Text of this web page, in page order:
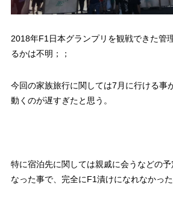
2018年F1日本グランプリを観戦できた管
るかは不明；；
今回の家族旅行に関しては7月に行ける事
動くのが遅すぎたと思う。
特に宿泊先に関しては親戚に会うなどの
なった事で、完全にF1漬けになれなかっ